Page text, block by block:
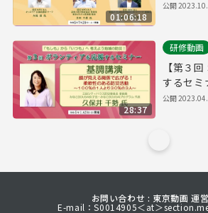
01:06:18
部 活動
公開
28:37
研修動画
【第３
するセミ
部 基調
公開
お問い合わせ : 東京動画 運
E-mail：S0014905＜at＞